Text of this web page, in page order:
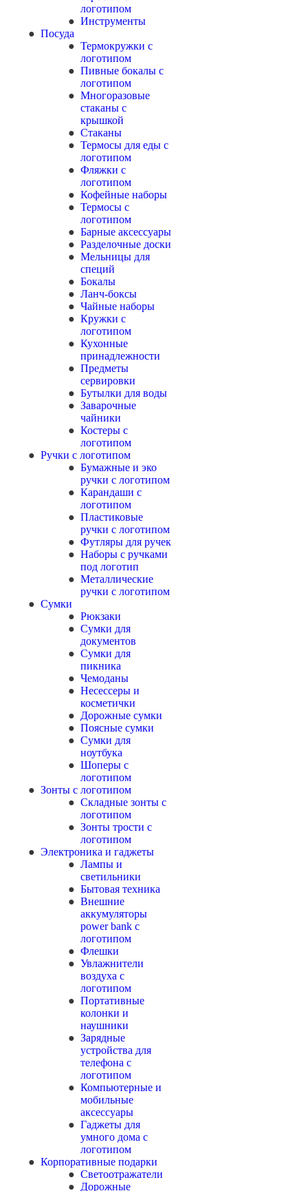
логотипом
Инструменты
Посуда
Термокружки с
логотипом
Пивные бокалы с
логотипом
Многоразовые
стаканы с
крышкой
Стаканы
Термосы для еды с
логотипом
Фляжки с
логотипом
Кофейные наборы
Термосы с
логотипом
Барные аксессуары
Разделочные доски
Мельницы для
специй
Бокалы
Ланч-боксы
Чайные наборы
Кружки с
логотипом
Кухонные
принадлежности
Предметы
сервировки
Бутылки для воды
Заварочные
чайники
Костеры с
логотипом
Ручки с логотипом
Бумажные и эко
ручки с логотипом
Карандаши с
логотипом
Пластиковые
ручки с логотипом
Футляры для ручек
Наборы с ручками
под логотип
Металлические
ручки с логотипом
Сумки
Рюкзаки
Сумки для
документов
Сумки для
пикника
Чемоданы
Несессеры и
косметички
Дорожные сумки
Поясные сумки
Сумки для
ноутбука
Шоперы с
логотипом
Зонты с логотипом
Складные зонты с
логотипом
Зонты трости с
логотипом
Электроника и гаджеты
Лампы и
светильники
Бытовая техника
Внешние
аккумуляторы
power bank с
логотипом
Флешки
Увлажнители
воздуха с
логотипом
Портативные
колонки и
наушники
Зарядные
устройства для
телефона с
логотипом
Компьютерные и
мобильные
аксессуары
Гаджеты для
умного дома с
логотипом
Корпоративные подарки
Светоотражатели
Дорожные